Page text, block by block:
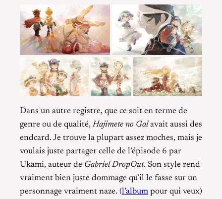
Dans un autre registre, que ce soit en terme de
genre ou de qualité, Hajimete no Galavait aussi des
endcard. Je trouve la plupart assez moches, mais je
voulais juste partager celle de l’épisode 6 par
Ukami, auteur de Gabriel DropOut. Son style rend
vraiment bien juste dommage qu’il le fasse sur un
personnage vraiment naze. (l’album pour qui veux)